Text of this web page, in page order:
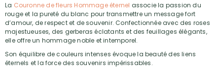
La Couronne de fleurs Hommage éternel associe la passion du
rouge et la pureté du blanc pour transmettre un message fort
d’amour, de respect et de souvenir. Confectionnée avec des roses
majestueuses, des gerberas éclatants et des feuillages élégants,
elle offre un hommage noble et intemporel.
Son équilibre de couleurs intenses évoque la beauté des liens
éternels et la force des souvenirs impérissables.